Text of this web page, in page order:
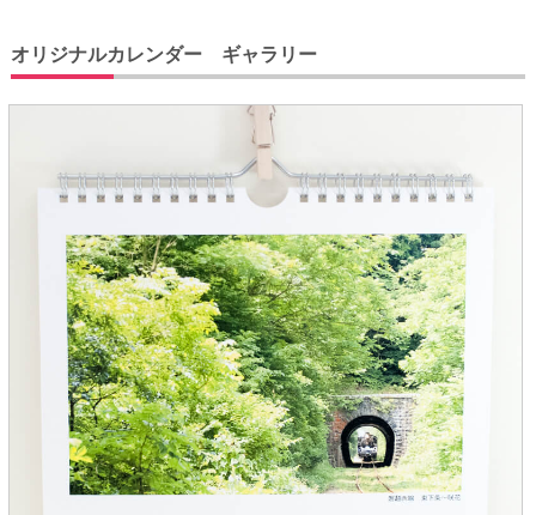
オリジナルカレンダー ギャラリー